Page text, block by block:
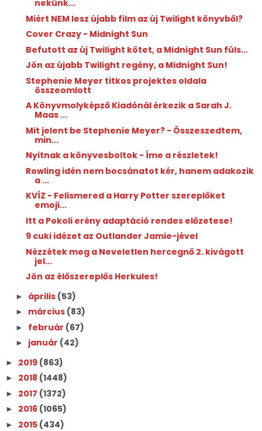
nekünk...
Miért NEM lesz újabb film az új Twilight könyvből?
Cover Crazy - Midnight Sun
Befutott az új Twilight kötet, a Midnight Sun füls...
Jön az újabb Twilight regény, a Midnight Sun!
Stephenie Meyer titkos projektes oldala
összeomlott
A Könyvmolyképző Kiadónál érkezik a Sarah J.
Maas ...
Mit jelent be Stephenie Meyer? - Összeszedtem,
min...
Nyitnak a könyvesboltok - Íme a részletek!
Rowling idén nem bocsánatot kér, hanem adakozik
a ...
KVÍZ - Felismered a Harry Potter szereplőket
emoji...
Itt a Pokoli erény adaptáció rendes előzetese!
9 cuki idézet az Outlander Jamie-jével
Nézzétek meg a Neveletlen hercegnő 2. kivágott
jel...
Jön az élőszereplős Herkules!
► április (53)
► március (83)
► február (67)
► január (42)
► 2019 (863)
► 2018 (1448)
► 2017 (1372)
► 2016 (1065)
► 2015 (434)